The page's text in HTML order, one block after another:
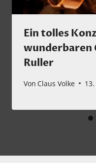
Ein tolles
wunderbaren
Ruller
Von Claus Volke